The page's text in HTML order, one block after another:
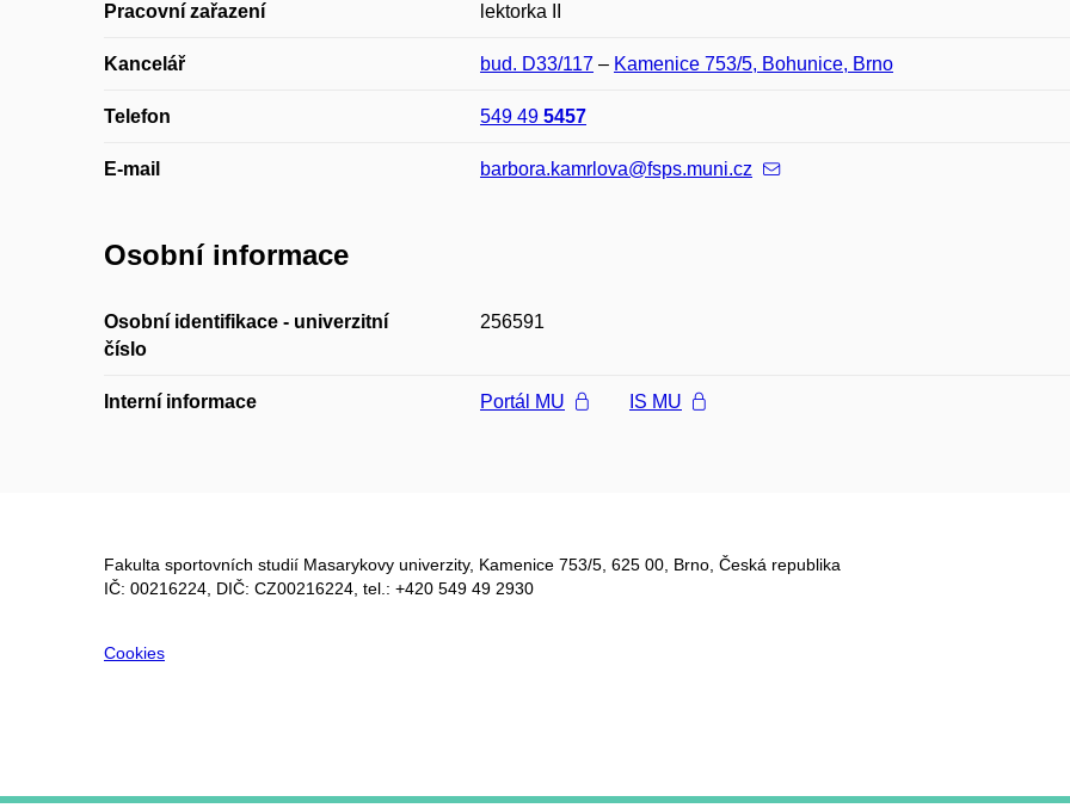
Pracovní zařazení lektorka II
Kancelář bud. D33/117 – Kamenice 753/5, Bohunice, Brno
Telefon 549 49 5457
E-mail barbora.kamrlova@fsps.muni.cz
Osobní informace
Osobní identifikace - univerzitní
číslo
256591
Interní informace Portál MU IS MU
Fakulta sportovních studií Masarykovy univerzity, Kamenice 753/5​, 625 00, Brno, Česká republika
IČ: 00216224, DIČ: CZ00216224, tel.: +420 549 49 2930
Cookies